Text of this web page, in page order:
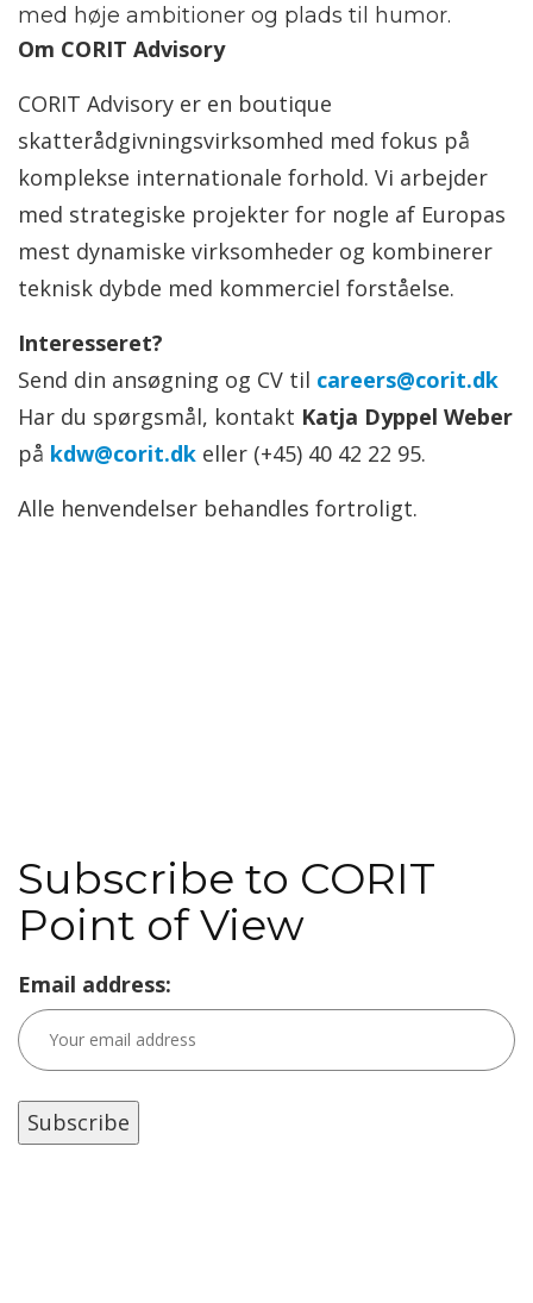
med høje ambitioner og plads til humor.
Om CORIT Advisory
CORIT Advisory er en boutique
skatterådgivningsvirksomhed med fokus på
komplekse internationale forhold. Vi arbejder
med strategiske projekter for nogle af Europas
mest dynamiske virksomheder og kombinerer
teknisk dybde med kommerciel forståelse.
Interesseret?
Send din ansøgning og CV til careers@corit.dk
Har du spørgsmål, kontakt Katja Dyppel Weber
på kdw@corit.dk eller (+45) 40 42 22 95.
Alle henvendelser behandles fortroligt.
Subscribe to CORIT
Point of View
Email address: